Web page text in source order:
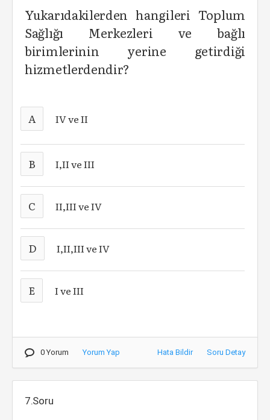
Yukarıdakilerden hangileri Toplum
Sağlığı Merkezleri ve bağlı
birimlerinin yerine getirdiği
hizmetlerdendir?
A IV ve II
B I,II ve III
C II,III ve IV
D I,II,III ve IV
E I ve III
0 Yorum Yorum Yap Hata Bildir Soru Detay
7.Soru